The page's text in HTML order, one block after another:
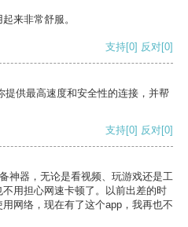
来非常舒服。
支持[0] 反对[0]
供最高速度和安全性的连接，并帮
支持[0] 反对[0]
神器，无论是看视频、玩游戏还是工
用担心网速卡顿了。以前出差的时
网络，现在有了这个app，我再也不